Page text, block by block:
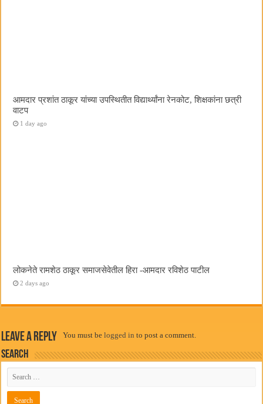
आमदार प्रशांत ठाकूर यांच्या उपस्थितीत विद्यार्थ्यांना रेनकोट, शिक्षकांना छत्री
वाटप
1 day ago
लोकनेते रामशेठ ठाकूर समाजसेवेतील हिरा -आमदार रविशेठ पाटील
2 days ago
Leave a Reply You must belogged in to post a comment.
Search